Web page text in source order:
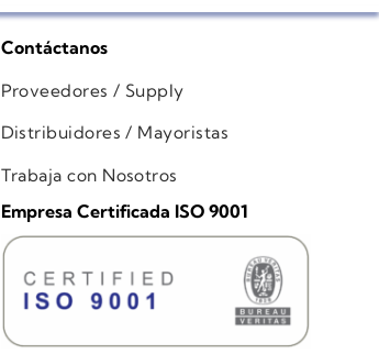
Contáctanos
Proveedores / Supply
Distribuidores / Mayoristas
Trabaja con Nosotros
Empresa Certificada ISO 9001